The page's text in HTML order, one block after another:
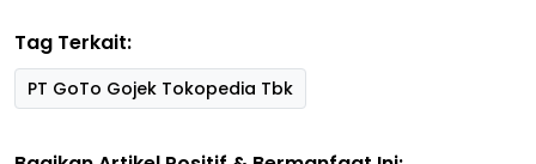
Tag Terkait:
PT GoTo Gojek Tokopedia Tbk